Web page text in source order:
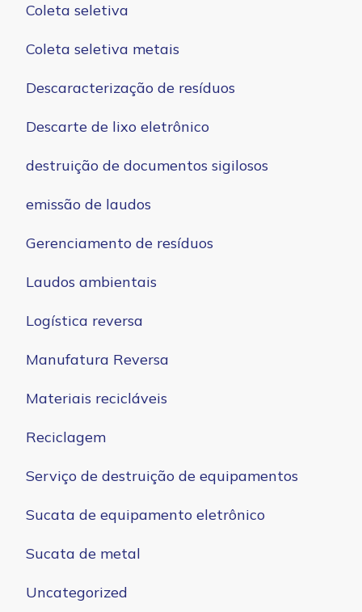
Coleta seletiva
Coleta seletiva metais
Descaracterização de resíduos
Descarte de lixo eletrônico
destruição de documentos sigilosos
emissão de laudos
Gerenciamento de resíduos
Laudos ambientais
Logística reversa
Manufatura Reversa
Materiais recicláveis
Reciclagem
Serviço de destruição de equipamentos
Sucata de equipamento eletrônico
Sucata de metal
Uncategorized